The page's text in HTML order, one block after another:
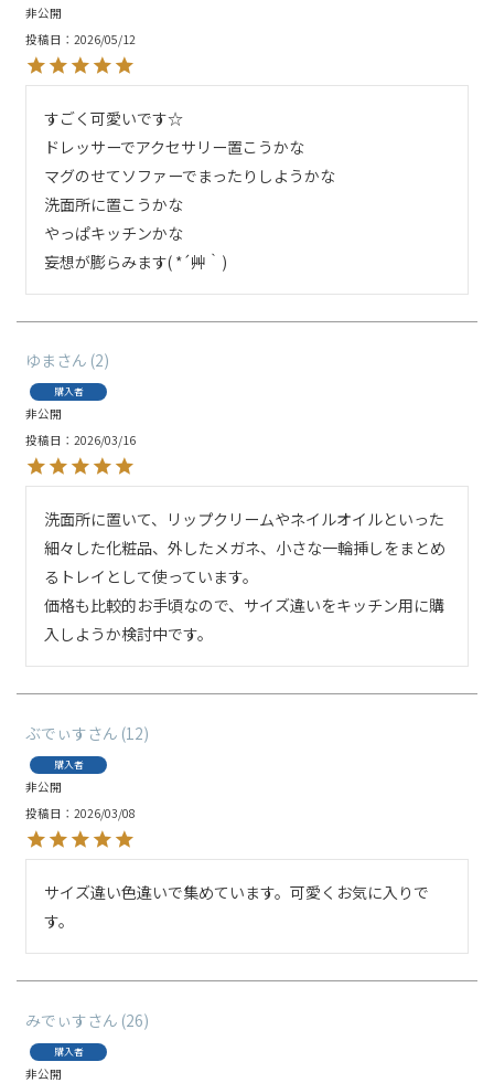
非公開
投稿日
2026/05/12
すごく可愛いです☆
ドレッサーでアクセサリー置こうかな
マグのせてソファーでまったりしようかな
洗面所に置こうかな
やっぱキッチンかな
妄想が膨らみます( *´艸｀)
ゆま 2
購入者
非公開
投稿日
2026/03/16
洗面所に置いて、リップクリームやネイルオイルといった
細々した化粧品、外したメガネ、小さな一輪挿しをまとめ
るトレイとして使っています。
価格も比較的お手頃なので、サイズ違いをキッチン用に購
入しようか検討中です。
ぶでぃす 12
購入者
非公開
投稿日
2026/03/08
サイズ違い色違いで集めています。可愛くお気に入りで
す。
みでぃす 26
購入者
非公開